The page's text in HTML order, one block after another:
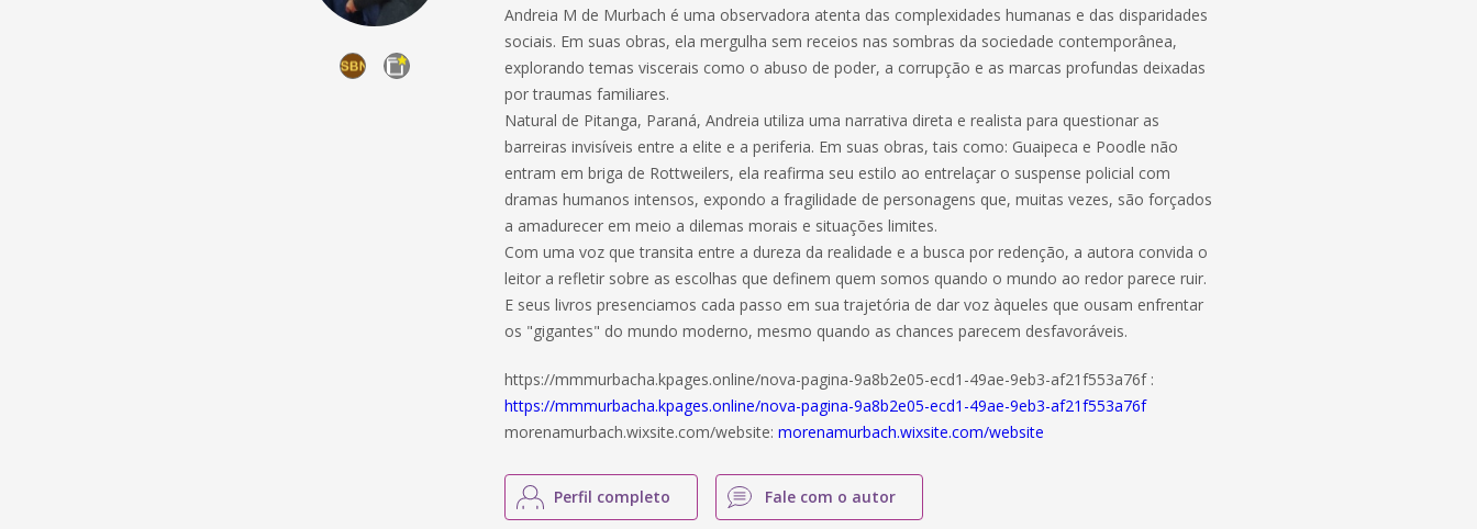
Andreia M de Murbach é uma observadora atenta das complexidades humanas e das disparidades
sociais. Em suas obras, ela mergulha sem receios nas sombras da sociedade contemporânea,
explorando temas viscerais como o abuso de poder, a corrupção e as marcas profundas deixadas
por traumas familiares.
Natural de Pitanga, Paraná, Andreia utiliza uma narrativa direta e realista para questionar as
barreiras invisíveis entre a elite e a periferia. Em suas obras, tais como: Guaipeca e Poodle não
entram em briga de Rottweilers, ela reafirma seu estilo ao entrelaçar o suspense policial com
dramas humanos intensos, expondo a fragilidade de personagens que, muitas vezes, são forçados
a amadurecer em meio a dilemas morais e situações limites.
Com uma voz que transita entre a dureza da realidade e a busca por redenção, a autora convida o
leitor a refletir sobre as escolhas que definem quem somos quando o mundo ao redor parece ruir.
E seus livros presenciamos cada passo em sua trajetória de dar voz àqueles que ousam enfrentar
os "gigantes" do mundo moderno, mesmo quando as chances parecem desfavoráveis.
https://mmmurbacha.kpages.online/nova-pagina-9a8b2e05-ecd1-49ae-9eb3-af21f553a76f :
https://mmmurbacha.kpages.online/nova-pagina-9a8b2e05-ecd1-49ae-9eb3-af21f553a76f
morenamurbach.wixsite.com/website:morenamurbach.wixsite.com/website
Perfil completo Fale com o autor